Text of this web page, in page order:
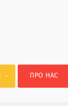
ПРО НАС